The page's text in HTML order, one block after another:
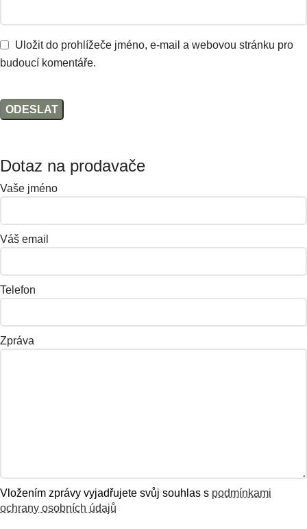
Uložit do prohlížeče jméno, e-mail a webovou stránku pro
budoucí komentáře.
Dotaz na prodavače
Vaše jméno
Váš email
Telefon
Zpráva
Vložením zprávy vyjadřujete svůj souhlas s podmínkami
ochrany osobních údajů